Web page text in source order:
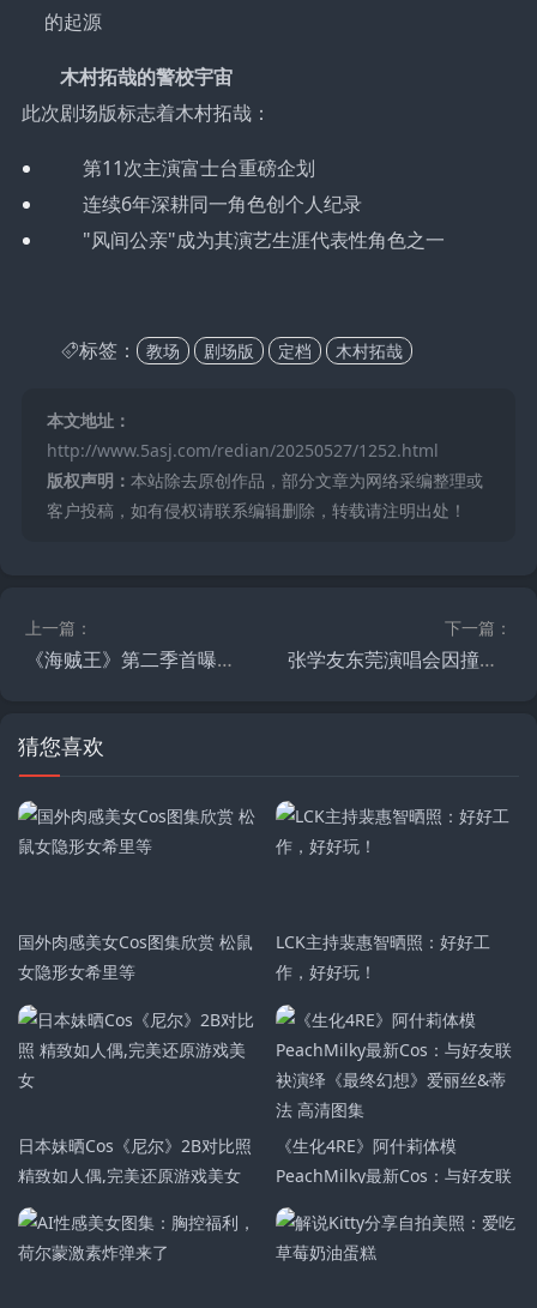
的起源
木村拓哉的警校宇宙
此次剧场版标志着木村拓哉：
第11次主演富士台重磅企划
连续6年深耕同一角色创个人纪录
"风间公亲"成为其演艺生涯代表性角色之一
标签： 教场 剧场版 定档 木村拓哉
本文地址：
http://www.5asj.com/redian/20250527/1252.html
版权声明： 本站除去原创作品，部分文章为网络采编整理或
客户投稿，如有侵权请联系编辑删除，转载请注明出处！
上一篇：
《海贼王》第二季首曝特别版预告 6月1日发正式预告
下一篇：
张学友东莞演唱会因撞期高考延期至8月底 主办方同步推出全额退票及交通补偿方案
猜您喜欢
国外肉感美女Cos图集欣赏 松鼠
女隐形女希里等
LCK主持裴惠智晒照：好好工
作，好好玩！
日本妹晒Cos《尼尔》2B对比照
精致如人偶,完美还原游戏美女
《生化4RE》阿什莉体模
PeachMilky最新Cos：与好友联
袂演绎《最终幻想》爱丽丝&蒂
法 高清图集